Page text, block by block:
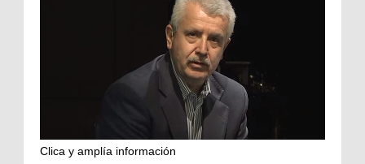
Clica y amplía información